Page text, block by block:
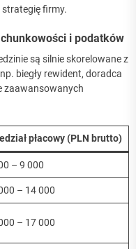
firmy.
i podatków
są silnie skorelowane z
biegły rewident, doradca
zaawansowanych
płacowy (PLN brutto)
– 9 000
– 14 000
– 17 000